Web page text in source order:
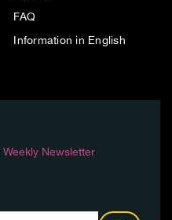
FAQ
Information in English
Weekly Newsletter